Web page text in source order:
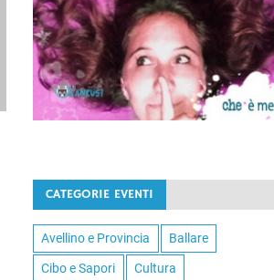
CATEGORIE EVENTI
Avellino e Provincia Ballare
Cibo e Sapori Cultura